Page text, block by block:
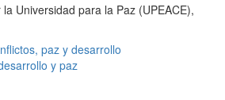
Universidad para la Paz (UPEACE),
paz y desarrollo
y paz